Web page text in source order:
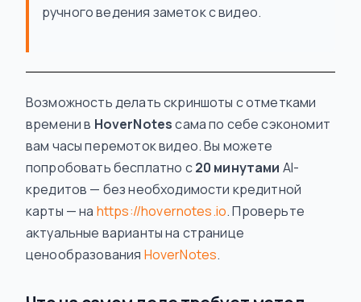
ручного ведения заметок с видео.
Возможность делать скриншоты с отметками
времени в HoverNotesсама по себе сэкономит
вам часы перемоток видео. Вы можете
попробовать бесплатно с20 минутами AI-
кредитов — без необходимости кредитной
карты — на https://hovernotes.io. Проверьте
актуальные варианты на странице
ценообразования HoverNotes.